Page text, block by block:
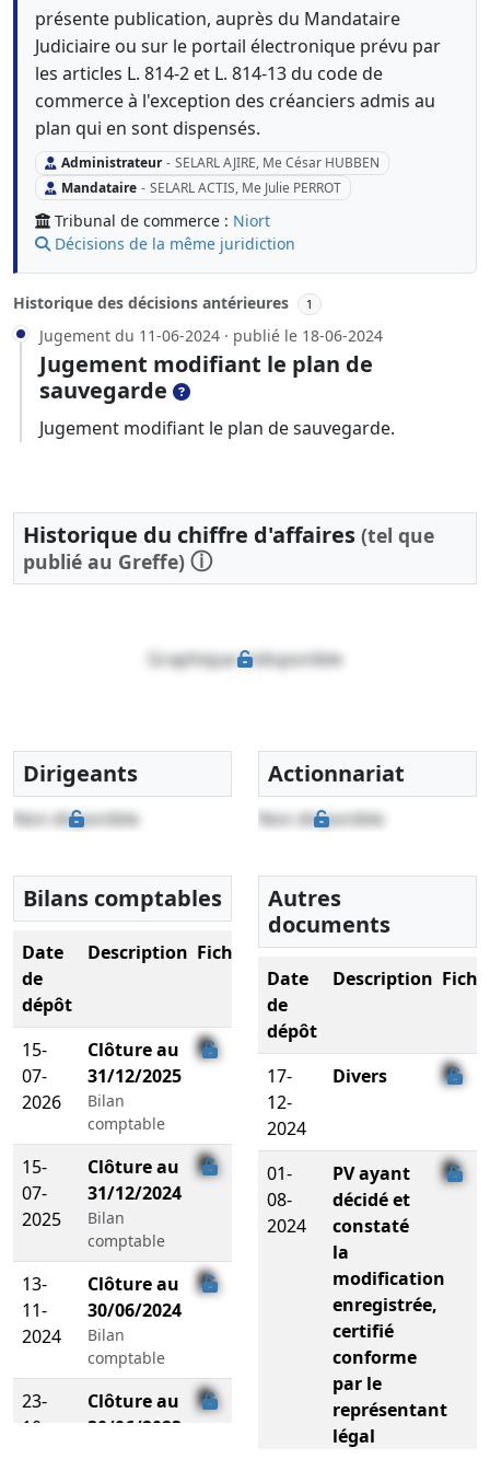
présente publication, auprès du Mandataire
Judiciaire ou sur le portail électronique prévu par
les articles L. 814-2 et L. 814-13 du code de
commerce à l'exception des créanciers admis au
plan qui en sont dispensés.
Administrateur - SELARL AJIRE, Me César HUBBEN
Mandataire - SELARL ACTIS, Me Julie PERROT
Tribunal de commerce : Niort
Décisions de la même juridiction
Historique des décisions antérieures 1
Jugement du 11-06-2024 · publié le 18-06-2024
Jugement modifiant le plan de
sauvegarde
Jugement modifiant le plan de sauvegarde.
Historique du chiffre d'affaires (tel que
publié au Greffe) ⓘ
Graphique indisponible
Dirigeants
Non disponible
Actionnariat
Non disponible
Bilans comptables
Date
de
dépôt
Description Fichier
15-
07-
2026
Clôture au
31/12/2025
Bilan
comptable
15-
07-
2025
Clôture au
31/12/2024
Bilan
comptable
13-
11-
2024
Clôture au
30/06/2024
Bilan
comptable
23-
10-
Clôture au
30/06/2023
Autres
documents
Date
de
dépôt
Description
17-
12-
2024
Divers
01-
08-
2024
PV ayant
décidé et
constaté
la
modification
enregistrée,
certifié
conforme
par le
représentant
légal